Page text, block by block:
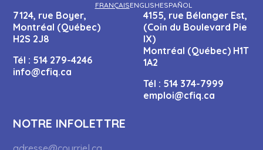
FRANÇAISENGLISHESPAÑOL
7124, rue Boyer,
Montréal (Québec)
H2S 2J8
Tél : 514 279-4246
info@cfiq.ca
4155, rue Bélanger Est,
(Coin du Boulevard Pie
IX)
Montréal (Québec) H1T
1A2
Tél : 514 374-7999
emploi@cfiq.ca
NOTRE INFOLETTRE